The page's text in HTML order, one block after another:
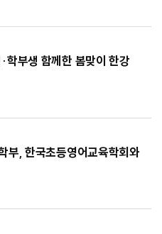
부생 함께한 봄맞이 한강
부, 한국초등영어교육학회와